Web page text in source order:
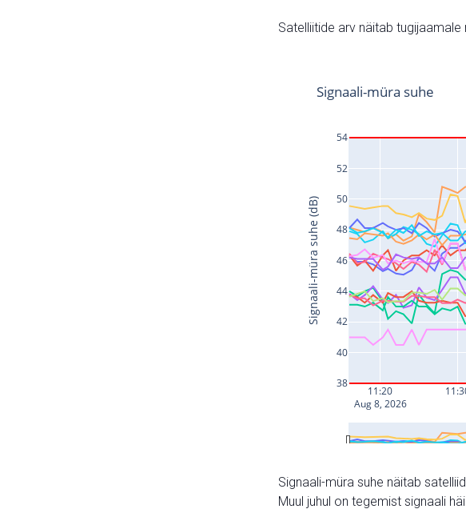
Satelliitide arv näitab tugijaamale
Signaali-müra suhe näitab
Muul juhul on tegemist signaali